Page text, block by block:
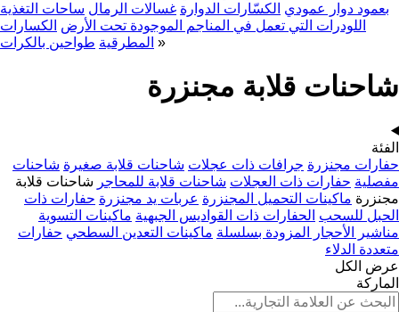
بعمود دوار عمودي الكسّارات الدوارة غسالات الرمال ساحات التغذية
اللودرات التي تعمل في المناجم الموجودة تحت الأرض الكسارات
المطرقية طواحين بالكرات »
شاحنات قلابة مجنزرة
الفئة
حفارات مجنزرة جرافات ذات عجلات شاحنات قلابة صغيرة شاحنات
مفصلية حفارات ذات العجلات شاحنات قلابة للمحاجر شاحنات قلابة
مجنزرة ماكينات التحميل المجنزرة عربات يد مجنزرة حفارات ذات
الحبل للسحب الحفارات ذات القواديس الجبهية ماكينات التسوية
مناشير الأحجار المزودة بسلسلة ماكينات التعدين السطحي حفارات
متعددة الدلاء
عرض الكل
الماركة